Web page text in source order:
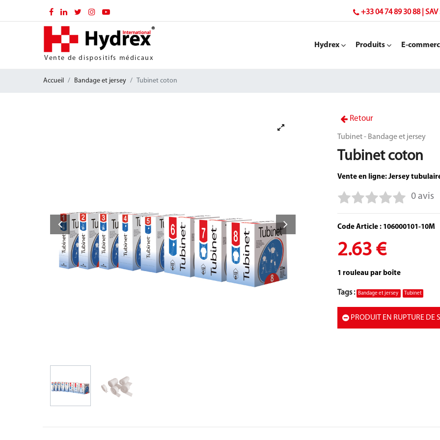
+33 04 74 89 30 88 | SAV
Vente de dispositifs médicaux
Hydrex Produits E-
Accueil Bandage et jersey Tubinet coton
Retour
Tubinet - Bandage et jersey
Tubinet coton
0 avis
Code Article : 106000101-10M
2.63 €
1 rouleau par boîte
Tags : Bandage et jersey Tubinet
PRODUIT EN RUPTURE DE